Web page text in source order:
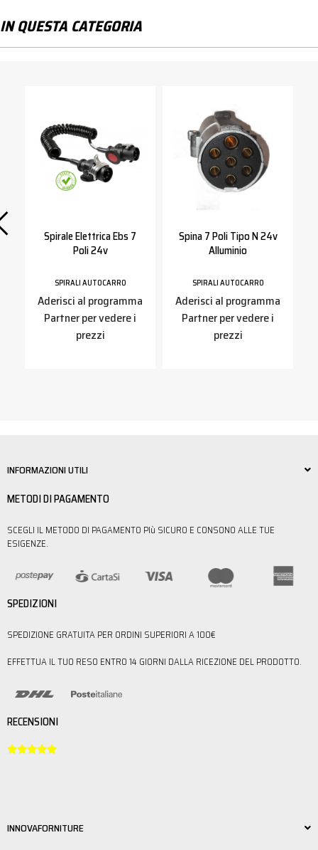
IN QUESTA CATEGORIA
Spirale Elettrica Ebs 7
Poli 24v
SPIRALI AUTOCARRO
Aderisci al programma
Partner per vedere i
prezzi
Spina 7 Poli Tipo N 24v
Alluminio
SPIRALI AUTOCARRO
Aderisci al programma
Partner per vedere i
prezzi
INFORMAZIONI UTILI
METODI DI PAGAMENTO
SCEGLI IL METODO DI PAGAMENTO PIù SICURO E CONSONO ALLE TUE
ESIGENZE.
SPEDIZIONI
SPEDIZIONE GRATUITA PER ORDINI SUPERIORI A 100€
EFFETTUA IL TUO RESO ENTRO 14 GIORNI DALLA RICEZIONE DEL PRODOTTO.
RECENSIONI

INNOVAFORNITURE